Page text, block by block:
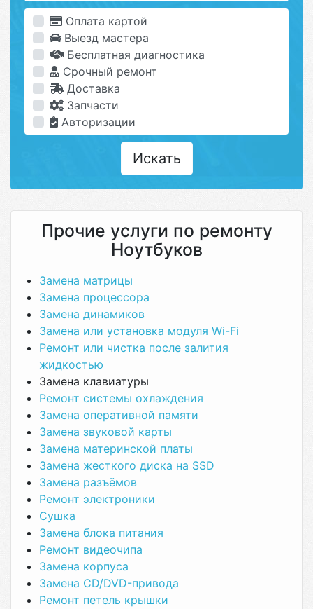
Оплата картой
Выезд мастера
Бесплатная диагностика
Срочный ремонт
Доставка
Запчасти
Авторизации
Искать
Прочие услуги по ремонту
Ноутбуков
Замена матрицы
Замена процессора
Замена динамиков
Замена или установка модуля Wi-Fi
Ремонт или чистка после залития
жидкостью
Замена клавиатуры
Ремонт системы охлаждения
Замена оперативной памяти
Замена звуковой карты
Замена материнской платы
Замена жесткого диска на SSD
Замена разъёмов
Ремонт электроники
Сушка
Замена блока питания
Ремонт видеочипа
Замена корпуса
Замена CD/DVD-привода
Ремонт петель крышки